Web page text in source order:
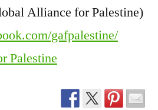
Alliance for Palestine)
gafpalestine/
Palestine